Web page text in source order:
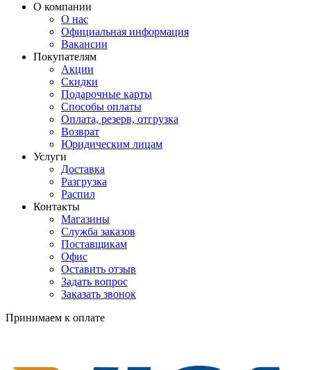
О компании
О нас
Официальная информация
Вакансии
Покупателям
Акции
Скидки
Подарочные карты
Способы оплаты
Оплата, резерв, отгрузка
Возврат
Юридическим лицам
Услуги
Доставка
Разгрузка
Распил
Контакты
Магазины
Служба заказов
Поставщикам
Офис
Оставить отзыв
Задать вопрос
Заказать звонок
Принимаем к оплате